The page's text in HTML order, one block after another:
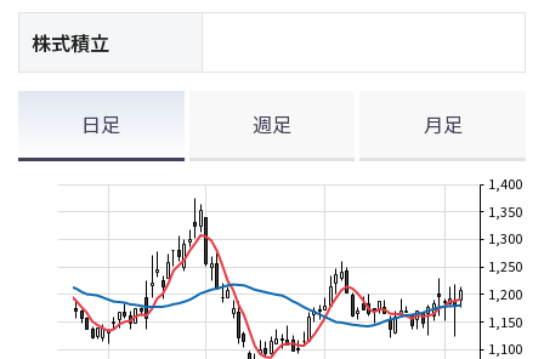
株式積立
日足 週足 月足
1,100
1,150
1,200
1,250
1,300
1,350
1,400